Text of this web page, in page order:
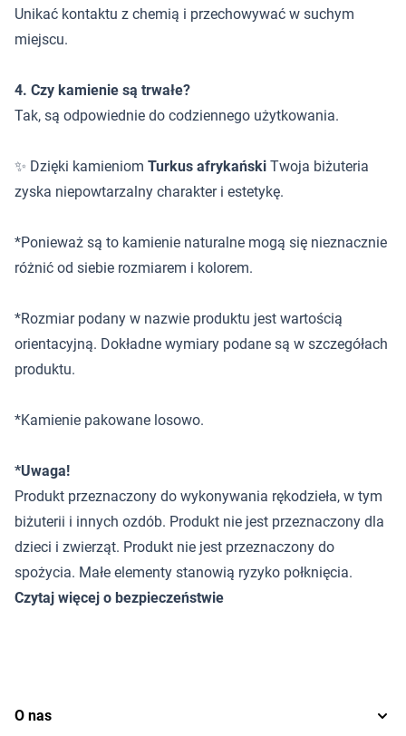
Unikać kontaktu z chemią i przechowywać w suchym
miejscu.
4. Czy kamienie są trwałe?
Tak, są odpowiednie do codziennego użytkowania.
✨ Dzięki kamieniom Turkus afrykański Twoja biżuteria
zyska niepowtarzalny charakter i estetykę.
*Ponieważ są to kamienie naturalne mogą się nieznacznie
różnić od siebie rozmiarem i kolorem.
*Rozmiar podany w nazwie produktu jest wartością
orientacyjną. Dokładne wymiary podane są w szczegółach
produktu.
*Kamienie pakowane losowo.
*Uwaga!
Produkt przeznaczony do wykonywania rękodzieła, w tym
biżuterii i innych ozdób. Produkt nie jest przeznaczony dla
dzieci i zwierząt. Produkt nie jest przeznaczony do
spożycia. Małe elementy stanowią ryzyko połknięcia.
Czytaj więcej o bezpieczeństwie
O nas